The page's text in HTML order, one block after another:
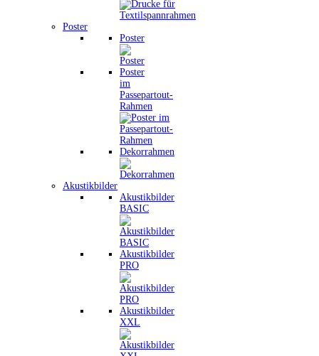
Poster
Poster
Poster
im
Passepartout-
Rahmen
Dekorrahmen
Akustikbilder
Akustikbilder
BASIC
Akustikbilder
PRO
Akustikbilder
XXL